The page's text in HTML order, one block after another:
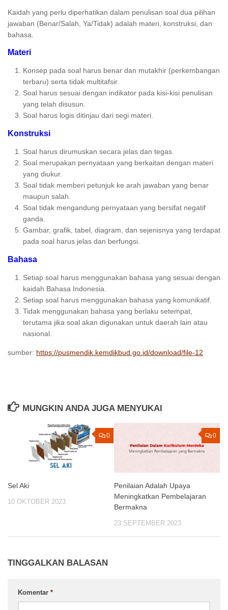
Kaidah yang perlu diperhatikan dalam penulisan soal dua pilihan
jawaban (Benar/Salah, Ya/Tidak) adalah materi, konstruksi, dan
bahasa.
Materi
Konsep pada soal harus benar dan mutakhir (perkembangan
terbaru) serta tidak multitafsir.
Soal harus sesuai dengan indikator pada kisi-kisi penulisan
yang telah disusun.
Soal harus logis ditinjau dari segi materi.
Konstruksi
Soal harus dirumuskan secara jelas dan tegas.
Soal merupakan pernyataan yang berkaitan dengan materi
yang diukur.
Soal tidak memberi petunjuk ke arah jawaban yang benar
maupun salah.
Soal tidak mengandung pernyataan yang bersifat negatif
ganda.
Gambar, grafik, tabel, diagram, dan sejenisnya yang terdapat
pada soal harus jelas dan berfungsi.
Bahasa
Setiap soal harus menggunakan bahasa yang sesuai dengan
kaidah Bahasa Indonesia.
Setiap soal harus menggunakan bahasa yang komunikatif.
Tidak menggunakan bahasa yang berlaku setempat,
terutama jika soal akan digunakan untuk daerah lain atau
nasional.
sumber: https://pusmendik.kemdikbud.go.id/download/file-12
MUNGKIN ANDA JUGA MENYUKAI
0
Sel Aki
10 OKTOBER 2023
0
Penilaian Adalah Upaya
Meningkatkan Pembelajaran
Bermakna
23 SEPTEMBER 2023
TINGGALKAN BALASAN
Komentar *